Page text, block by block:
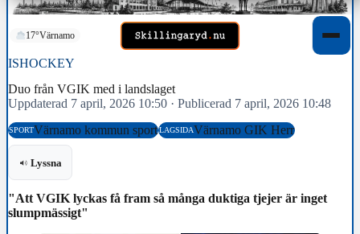
17°Värnamo
ISHOCKEY
Duo från VGIK med i landslaget
Uppdaterad 7 april, 2026 10:50 · Publicerad 7 april, 2026 10:48
SPORTVärnamo kommun sportLAGSIDAVärnamo GIK Herr
Lyssna
"Att VGIK lyckas få fram så många duktiga tjejer är inget
slumpmässigt"